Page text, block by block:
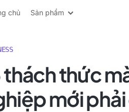
chủ Sản phẩm
thách thức
mới